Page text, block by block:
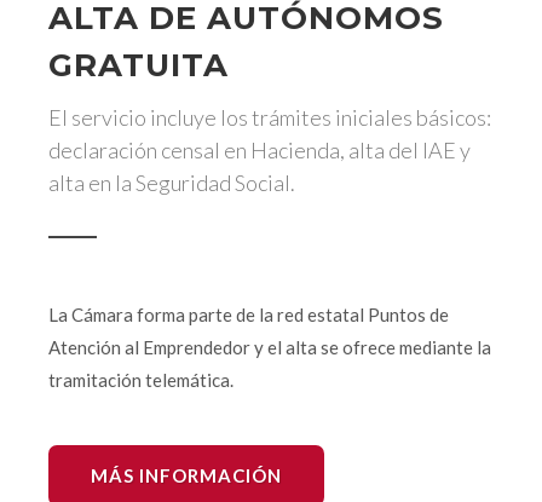
ALTA DE AUTÓNOMOS
GRATUITA
El servicio incluye los trámites iniciales básicos:
declaración censal en Hacienda, alta del IAE y
alta en la Seguridad Social.
La Cámara forma parte de la red estatal Puntos de
Atención al Emprendedor y el alta se ofrece mediante la
tramitación telemática.
MÁS INFORMACIÓN